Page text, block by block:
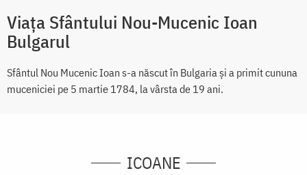
Viața Sfântului Nou-Mucenic Ioan
Bulgarul
Sfântul Nou Mucenic Ioan s-a născut în Bulgaria și a primit cununa
muceniciei pe 5 martie 1784, la vârsta de 19 ani.
ICOANE